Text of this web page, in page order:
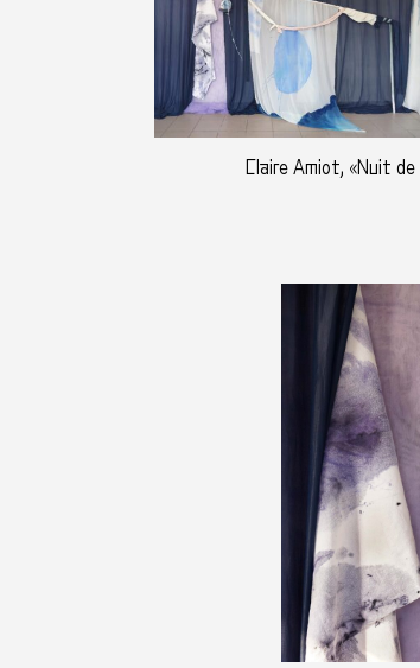
Claire Amiot, «Nuit